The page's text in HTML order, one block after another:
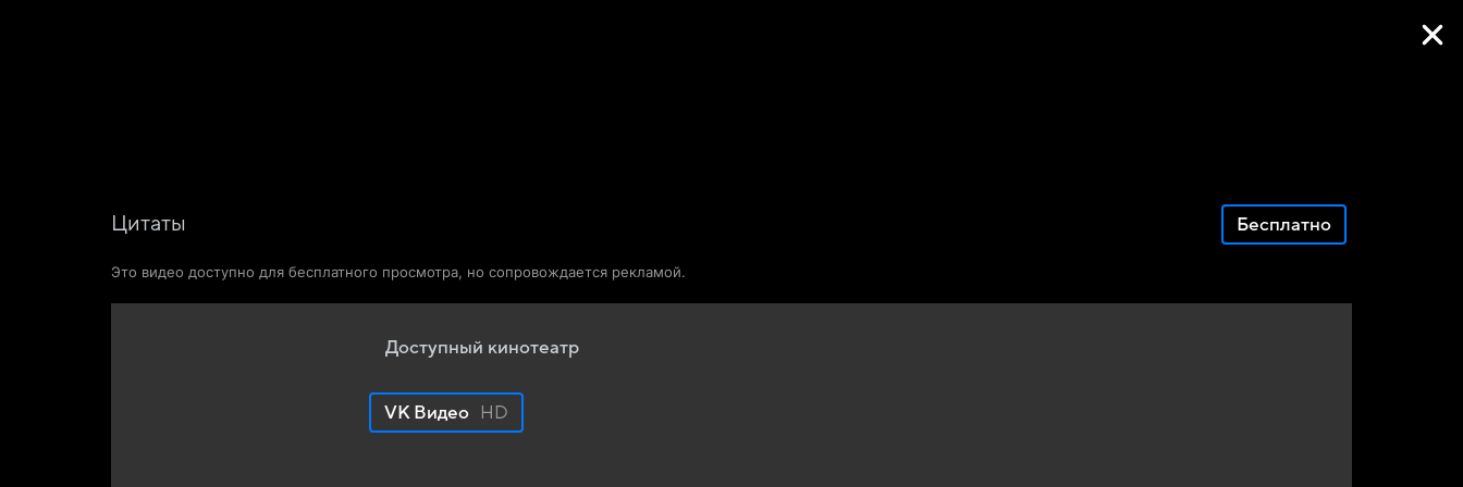
Цитаты
Это видео доступно для бесплатного просмотра, но сопровождается рекламой.
Бесплатно
Доступный кинотеатр
VK Видео HD